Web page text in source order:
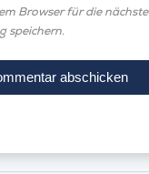
Browser für die nächste
speichern.